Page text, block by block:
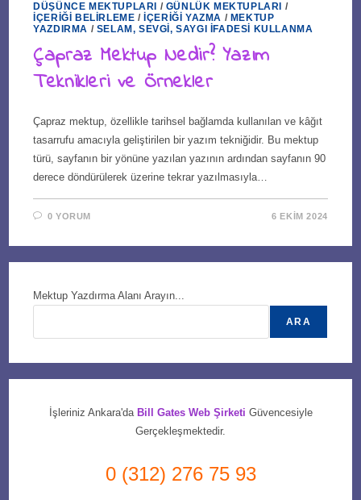
DÜŞÜNCE MEKTUPLARI / GÜNLÜK MEKTUPLARI /
İÇERIĞI BELIRLEME / İÇERIĞI YAZMA / MEKTUP
YAZDIRMA / SELAM, SEVGI, SAYGI İFADESI KULLANMA
Çapraz Mektup Nedir? Yazım
Teknikleri ve Örnekler
Çapraz mektup, özellikle tarihsel bağlamda kullanılan ve kâğıt
tasarrufu amacıyla geliştirilen bir yazım tekniğidir. Bu mektup
türü, sayfanın bir yönüne yazılan yazının ardından sayfanın 90
derece döndürülerek üzerine tekrar yazılmasıyla…
0 YORUM 6 EKIM 2024
Mektup Yazdırma Alanı Arayın...
ARA
İşleriniz Ankara'da Bill Gates Web Şirketi Güvencesiyle
Gerçekleşmektedir.
0 (312) 276 75 93